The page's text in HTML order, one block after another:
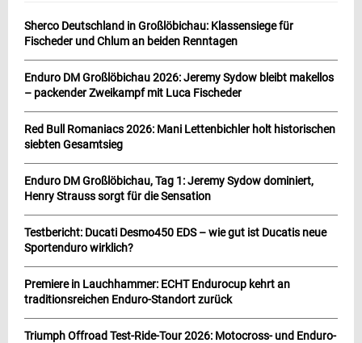
Sherco Deutschland in Großlöbichau: Klassensiege für
Fischeder und Chlum an beiden Renntagen
Enduro DM Großlöbichau 2026: Jeremy Sydow bleibt makellos
– packender Zweikampf mit Luca Fischeder
Red Bull Romaniacs 2026: Mani Lettenbichler holt historischen
siebten Gesamtsieg
Enduro DM Großlöbichau, Tag 1: Jeremy Sydow dominiert,
Henry Strauss sorgt für die Sensation
Testbericht: Ducati Desmo450 EDS – wie gut ist Ducatis neue
Sportenduro wirklich?
Premiere in Lauchhammer: ECHT Endurocup kehrt an
traditionsreichen Enduro-Standort zurück
Triumph Offroad Test-Ride-Tour 2026: Motocross- und Enduro-